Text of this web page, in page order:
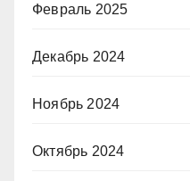
Февраль 2025
Декабрь 2024
Ноябрь 2024
Октябрь 2024